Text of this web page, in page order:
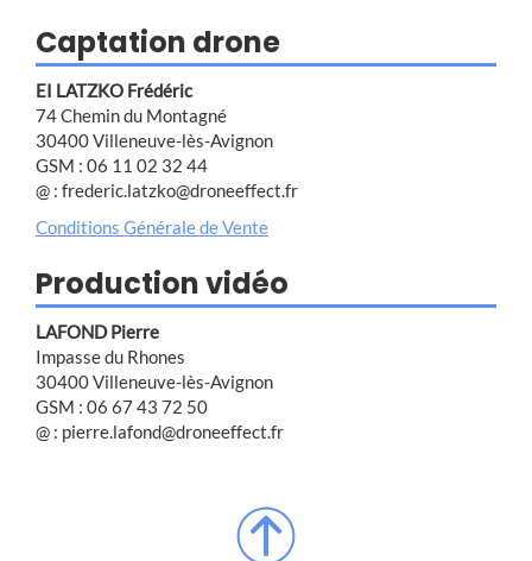
Captation drone
EI LATZKO Frédéric
74 Chemin du Montagné
30400 Villeneuve-lès-Avignon
GSM : 06 11 02 32 44
@ : frederic.latzko@droneeffect.fr
Conditions Générale de Vente
Production vidéo
LAFOND Pierre
Impasse du Rhones
30400 Villeneuve-lès-Avignon
GSM : 06 67 43 72 50
@ : pierre.lafond@droneeffect.fr